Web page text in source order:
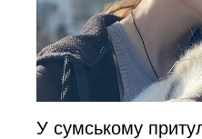
У сумському